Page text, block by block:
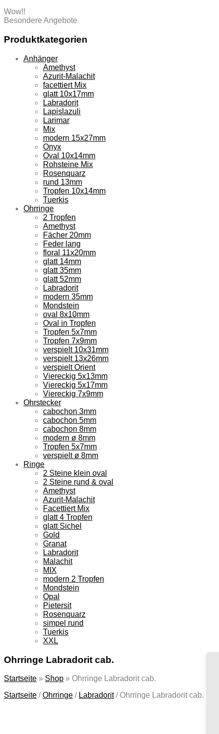
Wow!!
Besondere Angebote
Produktkategorien
Anhänger
Amethyst
Azurit-Malachit
facettiert Mix
glatt 10x17mm
Labradorit
Lapislazuli
Larimar
Mix
modern 15x27mm
Onyx
Oval 10x14mm
Rohsteine Mix
Rosenquarz
rund 13mm
Tropfen 10x14mm
Tuerkis
Ohrringe
2 Tropfen
Amethyst
Fächer 20mm
Feder lang
floral 11x20mm
glatt 14mm
glatt 35mm
glatt 52mm
Labradorit
modern 35mm
Mondstein
oval 8x10mm
Oval in Tropfen
Tropfen 5x7mm
Tropfen 7x9mm
verspielt 10x31mm
verspielt 13x26mm
verspielt Orient
Viereckig 5x13mm
Viereckig 5x17mm
Viereckig 7x9mm
Ohrstecker
cabochon 3mm
cabochon 5mm
cabochon 8mm
modern ø 8mm
Tropfen 5x7mm
verspielt ø 8mm
Ringe
2 Steine klein oval
2 Steine rund & oval
Amethyst
Azurit-Malachit
Facettiert Mix
glatt 4 Tropfen
glatt Sichel
Gold
Granat
Labradorit
Malachit
MIX
modern 2 Tropfen
Mondstein
Opal
Pietersit
Rosenquarz
simpel rund
Tuerkis
XXL
Ohrringe Labradorit cab.
Startseite » Shop » Ohrringe Labradorit cab.
Startseite /Ohrringe / Labradorit/Ohrringe Labradorit cab.